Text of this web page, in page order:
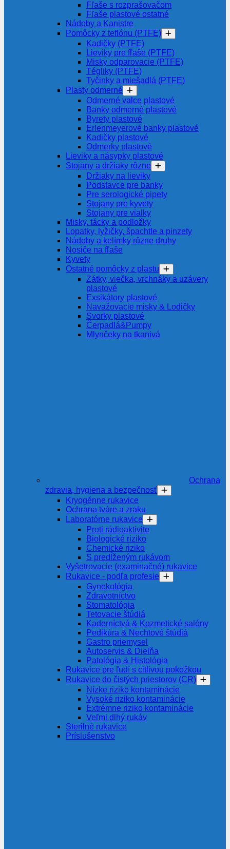
Fľaše s rozprašovačom
Fľaše plastové ostatné
Nádoby a Kanistre
Pomôcky z teflónu (PTFE)
Kadičky (PTFE)
Lieviky pre fľaše (PTFE)
Misky odparovacie (PTFE)
Tégliky (PTFE)
Tyčinky a miešadlá (PTFE)
Plasty odmerné
Odmerné valce plastové
Banky odmerné plastové
Byrety plastové
Erlenmeyerové banky plastové
Kadičky plastové
Odmerky plastové
Lieviky a násypky plastové
Stojany a držiaky rôzne
Držiaky na lieviky
Podstavce pre banky
Pre serologické pipety
Stojany pre kyvety
Stojany pre vialky
Misky, tácky a podložky
Lopatky, lyžičky, špachtle a pinzety
Nádoby a kelímky rôzne druhy
Nosiče na fľaše
Kyvety
Ostatné pomôcky z plastu
Zátky, viečka, vrchnáky a uzávery
plastové
Exsikátory plastové
Navažovacie misky & Lodičky
Svorky plastové
Čerpadlá&Pumpy
Mlynčeky na tkanivá
Ochrana
zdravia, hygiena a bezpečnosť
Kryogénne rukavice
Ochrana tváre a zraku
Laboratórne rukavice
Proti rádioaktivite
Biologické riziko
Chemické riziko
S predĺženým rukávom
Vyšetrovacie (examinačné) rukavice
Rukavice - podľa profesie
Gynekológia
Zdravotníctvo
Stomatológia
Tetovacie štúdiá
Kaderníctvá & Kozmetické salóny
Pedikúra & Nechtové štúdiá
Gastro priemysel
Autoservis & Dielňa
Patológia & Histológia
Rukavice pre ľudí s citlivou pokožkou
Rukavice do čistých priestorov (CR)
Nízke riziko kontaminácie
Vysoké riziko kontaminácie
Extrémne riziko kontaminácie
Veľmi dlhý rukáv
Sterilné rukavice
Príslušenstvo